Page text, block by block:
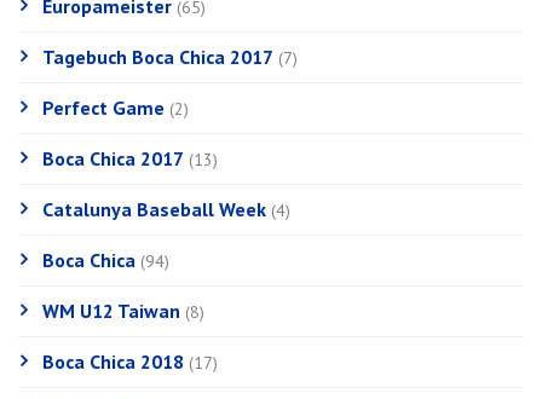
Europameister (65)
Tagebuch Boca Chica 2017 (7)
Perfect Game (2)
Boca Chica 2017 (13)
Catalunya Baseball Week (4)
Boca Chica (94)
WM U12 Taiwan (8)
Boca Chica 2018 (17)